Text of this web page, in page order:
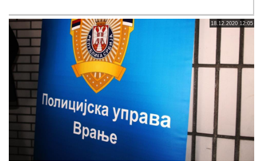
18.12.2020 12:05